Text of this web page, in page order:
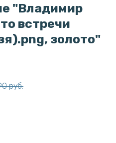
"Владимир
встречи
золото"
руб.